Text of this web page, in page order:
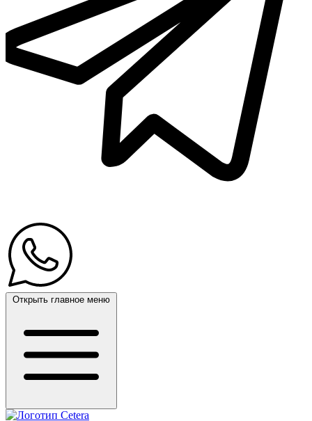
Открыть главное меню